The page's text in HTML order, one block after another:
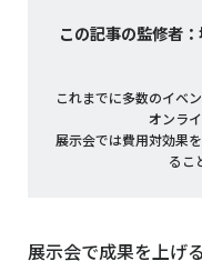
この記事の監修者
これまでに多数のイベ
オンラ
展示会では費用対効果
るこ
展示会で成果を上げ